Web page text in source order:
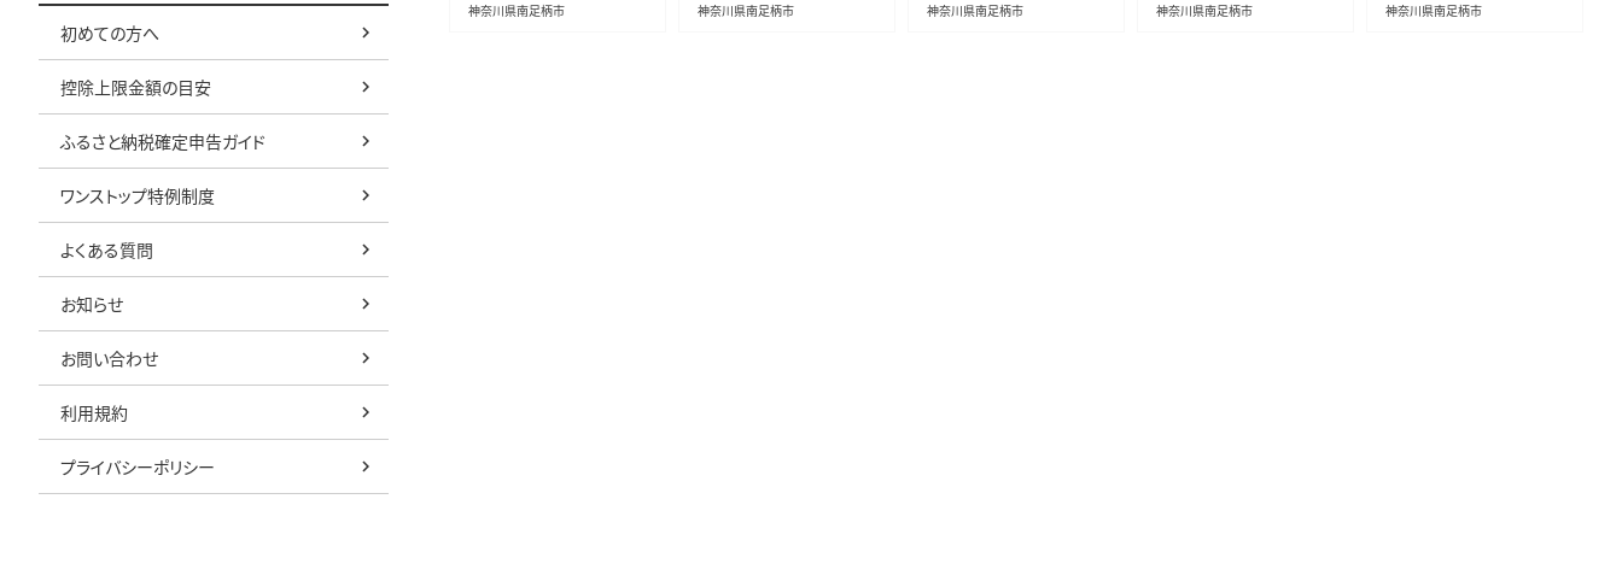
初めての方へ
控除上限金額の目安
ふるさと納税確定申告ガイド
ワンストップ特例制度
よくある質問
お知らせ
お問い合わせ
利用規約
プライバシーポリシー
神奈川県南足柄市 神奈川県南足柄市 神奈川県南足柄市 神奈川県南足柄市 神奈川県南足柄市